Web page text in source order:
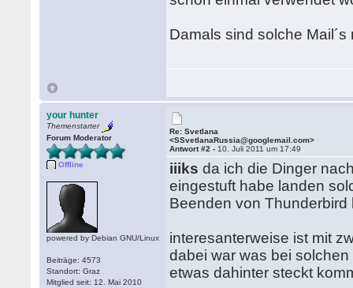
Damals sind solche Mail´s
your hunter
Themenstarter
Forum Moderator
Offline
powered by Debian GNU/Linux
Beiträge: 4573
Standort: Graz
Mitglied seit: 12. Mai 2010
Re: Svetlana
<SSvetlanaRussia@googlemail.com>
Antwort #2 - 10. Juli 2011 um 17:49
iiiks da ich die Dinger
eingestuft habe landen
Beenden von Thunderbird
interesanterweise ist mit
dabei war was bei
etwas dahinter steckt